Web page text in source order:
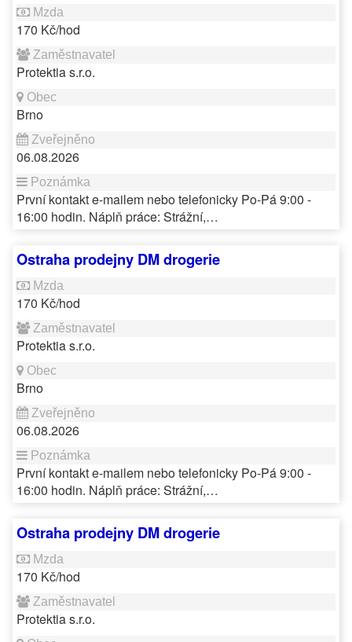
170 Kč/hod
Protektia s.r.o.
Brno
06.08.2026
První kontakt e-mailem nebo telefonicky Po-Pá 9:00 -
16:00 hodin. Náplň práce: Strážní,…
Ostraha prodejny DM drogerie
170 Kč/hod
Protektia s.r.o.
Brno
06.08.2026
První kontakt e-mailem nebo telefonicky Po-Pá 9:00 -
16:00 hodin. Náplň práce: Strážní,…
Ostraha prodejny DM drogerie
170 Kč/hod
Protektia s.r.o.